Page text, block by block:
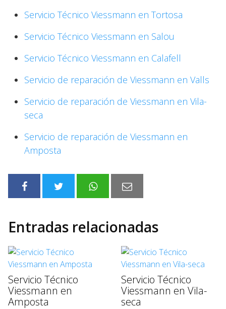
Servicio Técnico Viessmann en Tortosa
Servicio Técnico Viessmann en Salou
Servicio Técnico Viessmann en Calafell
Servicio de reparación de Viessmann en Valls
Servicio de reparación de Viessmann en Vila-
seca
Servicio de reparación de Viessmann en
Amposta
Entradas relacionadas
Servicio Técnico
Viessmann en
Amposta
Servicio Técnico
Viessmann en Vila-
seca